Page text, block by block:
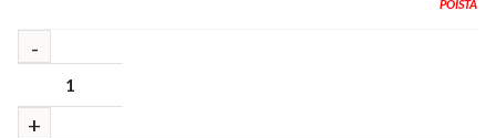
POISTA